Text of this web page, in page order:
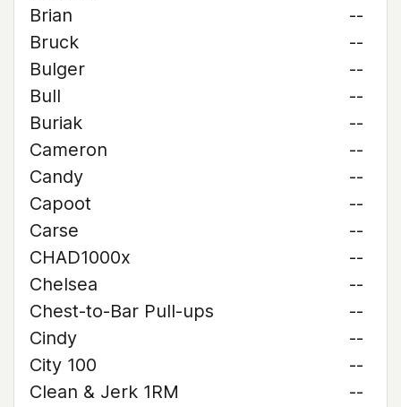
Brian
--
Bruck
--
Bulger
--
Bull
--
Buriak
--
Cameron
--
Candy
--
Capoot
--
Carse
--
CHAD1000x
--
Chelsea
--
Chest-to-Bar Pull-ups
--
Cindy
--
City 100
--
Clean & Jerk 1RM
--